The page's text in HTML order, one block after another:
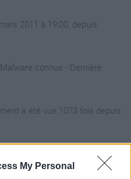
My Personal
2011 à 19:00, depuis
connus - Dernière
a été vue 1073 fois depuis
20/billy-hatcher-200x113/